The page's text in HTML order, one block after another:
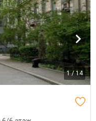
1 / 14